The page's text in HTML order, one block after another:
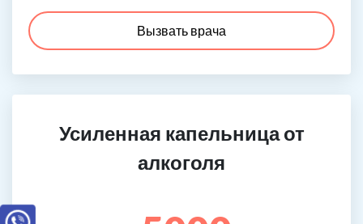
Вызвать врача
Усиленная капельница от
алкоголя